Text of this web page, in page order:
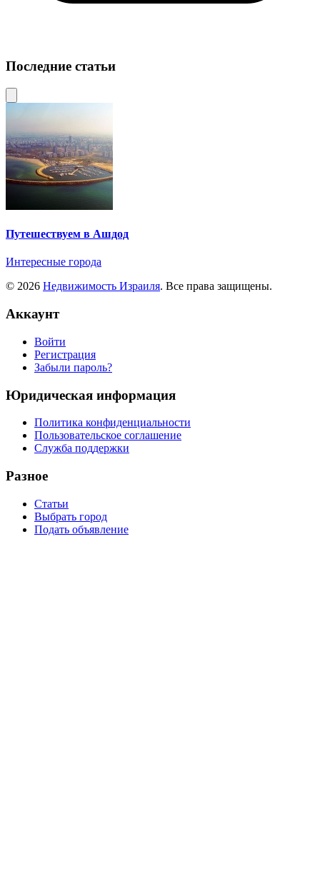
Последние статьи
Путешествуем в Ашдод
Интересные города
© 2026 Недвижимость Израиля. Все права защищены.
Аккаунт
Войти
Регистрация
Забыли пароль?
Юридическая информация
Политика конфиденциальности
Пользовательское соглашение
Служба поддержки
Разное
Статьи
Выбрать город
Подать объявление